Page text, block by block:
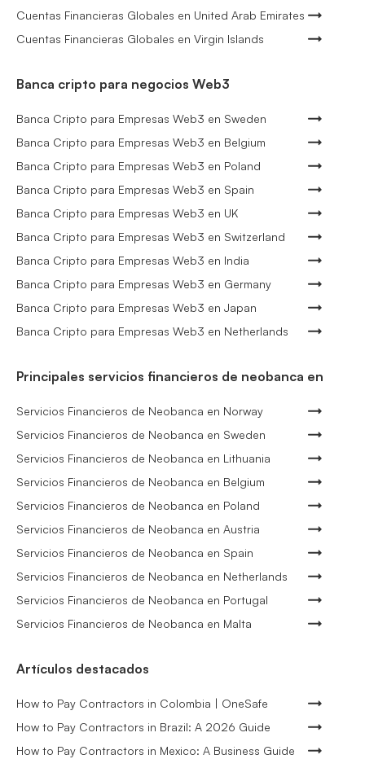
Cuentas Financieras Globales en United Arab Emirates
Cuentas Financieras Globales en Virgin Islands
Banca cripto para negocios Web3
Banca Cripto para Empresas Web3 en Sweden
Banca Cripto para Empresas Web3 en Belgium
Banca Cripto para Empresas Web3 en Poland
Banca Cripto para Empresas Web3 en Spain
Banca Cripto para Empresas Web3 en UK
Banca Cripto para Empresas Web3 en Switzerland
Banca Cripto para Empresas Web3 en India
Banca Cripto para Empresas Web3 en Germany
Banca Cripto para Empresas Web3 en Japan
Banca Cripto para Empresas Web3 en Netherlands
Principales servicios financieros de neobanca en
Servicios Financieros de Neobanca en Norway
Servicios Financieros de Neobanca en Sweden
Servicios Financieros de Neobanca en Lithuania
Servicios Financieros de Neobanca en Belgium
Servicios Financieros de Neobanca en Poland
Servicios Financieros de Neobanca en Austria
Servicios Financieros de Neobanca en Spain
Servicios Financieros de Neobanca en Netherlands
Servicios Financieros de Neobanca en Portugal
Servicios Financieros de Neobanca en Malta
Artículos destacados
How to Pay Contractors in Colombia | OneSafe
How to Pay Contractors in Brazil: A 2026 Guide
How to Pay Contractors in Mexico: A Business Guide